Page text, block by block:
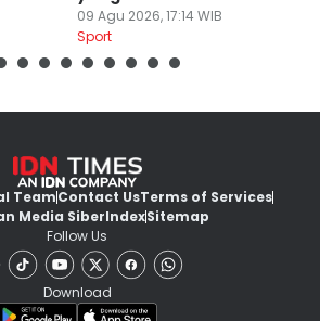
Lampard
09 Agu 2026, 17:14 WIB
Sport
TeamContact UsTerms of Services
Media SiberIndexSitemap
Follow Us
Download